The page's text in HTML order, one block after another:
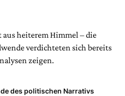
heiterem Himmel – die
verdichteten sich bereits
zeigen.
des politischen Narrativs